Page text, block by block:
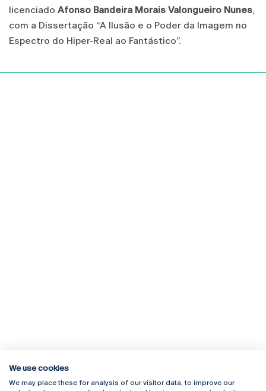
licenciado Afonso Bandeira Morais Valongueiro Nunes,
com a Dissertação “A Ilusão e o Poder da Imagem no
Espectro do Hiper-Real ao Fantástico”.
Rua Diogo Botelho 1327
Campus Online
We use cookies
We may place these for analysis of our visitor data, to improve our